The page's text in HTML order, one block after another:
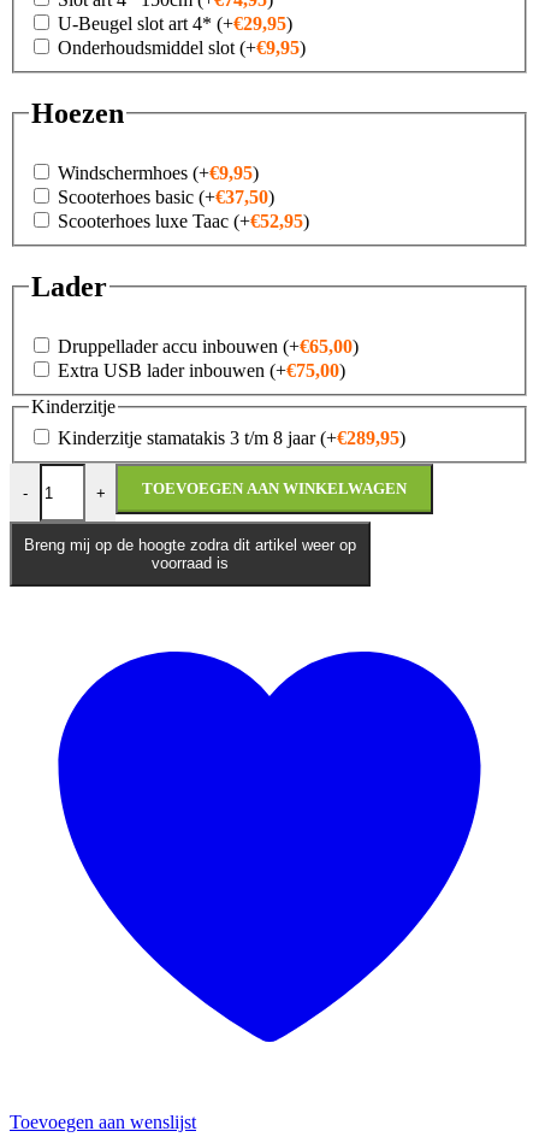
U-Beugel slot art 4* (+€29,95)
Onderhoudsmiddel slot (+€9,95)
Hoezen
Windschermhoes (+€9,95)
Scooterhoes basic (+€37,50)
Scooterhoes luxe Taac (+€52,95)
Lader
Druppellader accu inbouwen (+€65,00)
Extra USB lader inbouwen (+€75,00)
Kinderzitje
Kinderzitje stamatakis 3 t/m 8 jaar(+€289,95)
-
Vespa GTS 125 SuperTech MY26 aantal
+ TOEVOEGEN AAN WINKELWAGEN
Breng mij op de hoogte zodra dit artikel weer op
voorraad is
Toevoegen aan wenslijst